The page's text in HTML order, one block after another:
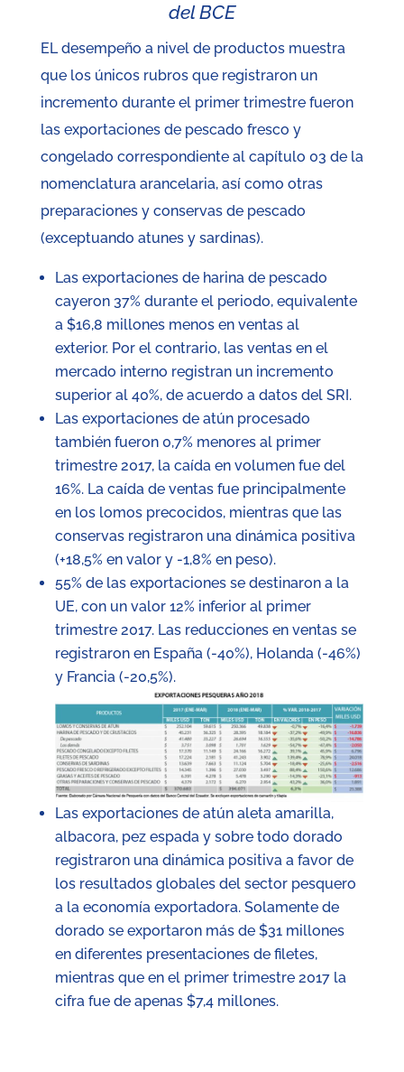
del BCE
EL desempeño a nivel de productos muestra
que los únicos rubros que registraron un
incremento durante el primer trimestre fueron
las exportaciones de pescado fresco y
congelado correspondiente al capítulo 03 de la
nomenclatura arancelaria, así como otras
preparaciones y conservas de pescado
(exceptuando atunes y sardinas).
Las exportaciones de harina de pescado
cayeron 37% durante el periodo, equivalente
a $16,8 millones menos en ventas al
exterior. Por el contrario, las ventas en el
mercado interno registran un incremento
superior al 40%, de acuerdo a datos del SRI.
Las exportaciones de atún procesado
también fueron 0,7% menores al primer
trimestre 2017, la caída en volumen fue del
16%. La caída de ventas fue principalmente
en los lomos precocidos, mientras que las
conservas registraron una dinámica positiva
(+18,5% en valor y -1,8% en peso).
55% de las exportaciones se destinaron a la
UE, con un valor 12% inferior al primer
trimestre 2017. Las reducciones en ventas se
registraron en España (-40%), Holanda (-46%)
y Francia (-20,5%).
Las exportaciones de atún aleta amarilla,
albacora, pez espada y sobre todo dorado
registraron una dinámica positiva a favor de
los resultados globales del sector pesquero
a la economía exportadora. Solamente de
dorado se exportaron más de $31 millones
en diferentes presentaciones de filetes,
mientras que en el primer trimestre 2017 la
cifra fue de apenas $7,4 millones.